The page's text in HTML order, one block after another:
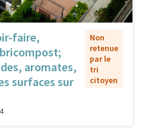
faire,
aromates,
surfaces sur
Non
retenue
par le
tri
citoyen
4